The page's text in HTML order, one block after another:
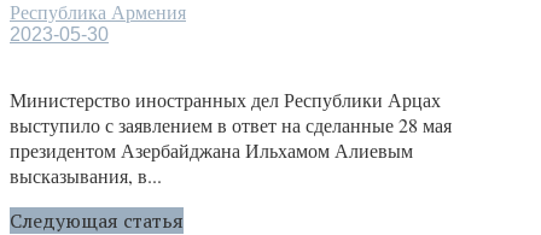
Республика Армения
2023-05-30
Министерство иностранных дел Республики Арцах
выступило с заявлением в ответ на сделанные 28 мая
президентом Азербайджана Ильхамом Алиевым
высказывания, в...
Следующая статья